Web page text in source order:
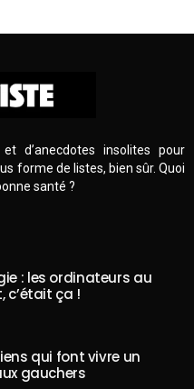
d’anecdotes insolites pour
forme de listes, bien sûr. Quoi
santé ?
: les ordinateurs au
c’était ça !
qui font vivre un
gauchers